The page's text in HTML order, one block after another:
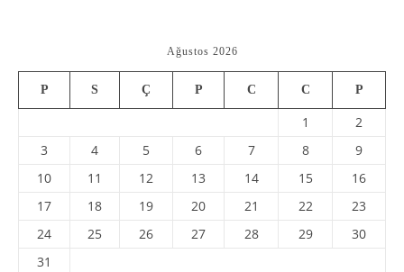
Ağustos 2026
P S Ç P C C P
1
2
3
4 5 6 7 8
9
10
11 12 13 14 15
16
17
18 19 20 21 22
23
24
25 26 27 28 29
30
31